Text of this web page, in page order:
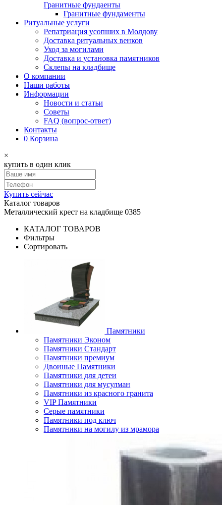
Гранитные фундаенты
Гранитные фундаменты
Ритуальные услуги
Репатриация усопших в Молдову
Доставка ритуальных венков
Уход за могилами
Доставка и установка памятников
Склепы на кладбище
О компании
Наши работы
Информации
Новости и статьи
Советы
FAQ (вопрос-ответ)
Контакты
0 Корзина
×
купить в один клик
Купить сейчас
Каталог товаров
Mеталлический крест на кладбище 0385
КАТАЛОГ ТОВАРОВ
Фильтры
Сортировать
Памятники
Памятники Эконом
Памятники Стандарт
Памятники премиум
Двоиные Памятники
Памятники для детеи
Памятники для мусулман
Памятники из красного гранита
VIP Памятники
Серые памятники
Памятники под ключ
Памятники на могилу из мрамора